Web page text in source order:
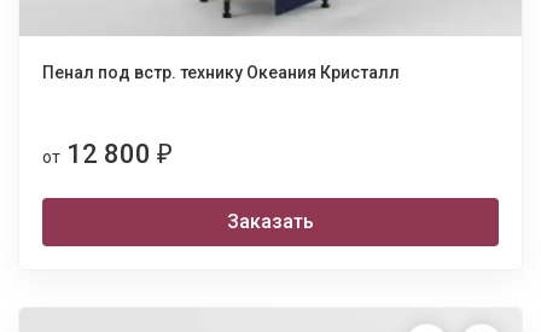
Пенал под встр. технику Океания Кристалл
от 12 800 ₽
Заказать